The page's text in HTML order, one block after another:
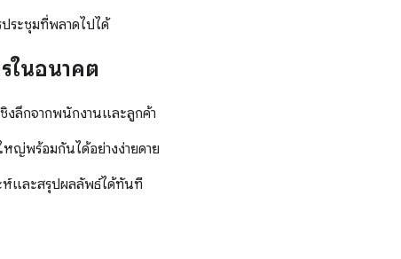
ระชุมที่พลาดไปได้
ในอนาคต
งลึกจากพนักงานและลูกค้า
ญ่พร้อมกันได้อย่างง่ายดาย
ห์และสรุปผลลัพธ์ได้ทันที